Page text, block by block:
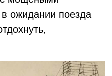
ожидании поезда